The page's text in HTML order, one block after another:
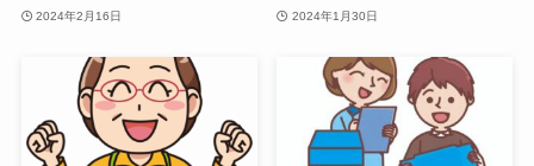
2024年2月16日 2024年1月30日